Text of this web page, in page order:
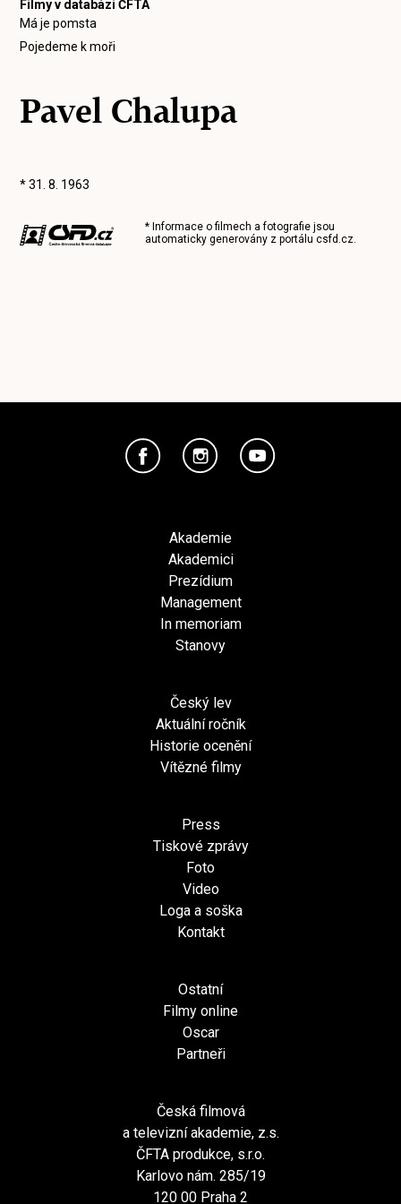
Filmy v databázi ČFTA
Má je pomsta
Pojedeme k moři
Pavel Chalupa
* 31. 8. 1963
* Informace o filmech a fotografie jsou
automaticky generovány z portálucsfd.cz.
Akademie
Akademici
Prezídium
Management
In memoriam
Stanovy
Český lev
Aktuální ročník
Historie ocenění
Vítězné filmy
Press
Tiskové zprávy
Foto
Video
Loga a soška
Kontakt
Ostatní
Filmy online
Oscar
Partneři
Česká filmová
a televizní akademie, z.s.
ČFTA produkce, s.r.o.
Karlovo nám. 285/19
120 00 Praha 2